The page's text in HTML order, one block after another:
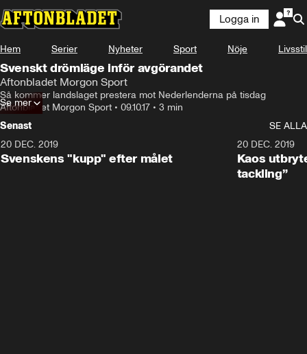
Logga in
Hem Serier Nyheter Sport Nöje Livsstil
Svenskt drömläge inför avgörandet
Aftonbladet Morgon Sport
Så kommer landslaget prestera mot Nederlenderna på tisdag
Aftonbladet Morgon Sport • 09.10.17 • 3 min
Se mer
Senast
SE ALLA
20 DEC. 2019
Svenskens "kupp" efter målet
20 DEC. 2019
Kaos
tackling”